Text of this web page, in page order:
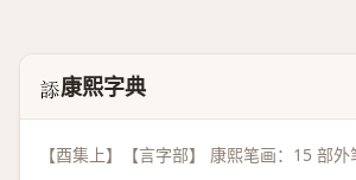
𧨩 康熙字典
【酉集上】【言字部】 康熙笔画：15 部